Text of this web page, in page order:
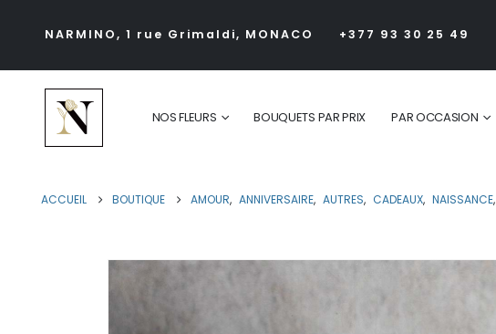
NARMINO, 1 rue Grimaldi, MONACO +377 93 30 25 49
NOS FLEURS BOUQUETS PAR PRIX PAR OCCASION
ACCUEIL BOUTIQUE AMOUR, ANNIVERSAIRE, AUTRES, CADEAUX, NAISSANCE,